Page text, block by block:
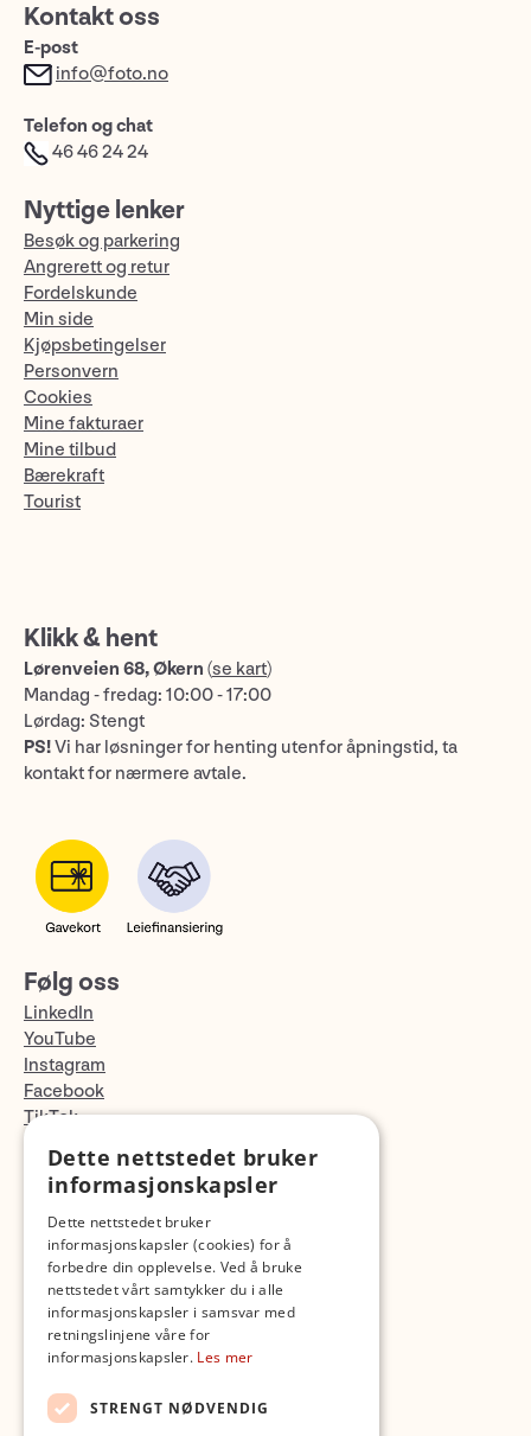
Kontakt oss
E-post
info@foto.no
Telefon og chat
46 46 24 24
Nyttige lenker
Besøk og parkering
Angrerett og retur
Fordelskunde
Min side
Kjøpsbetingelser
Personvern
Cookies
Mine fakturaer
Mine tilbud
Bærekraft
Tourist
Klikk & hent
Lørenveien 68, Økern (se kart)
Mandag - fredag: 10:00 - 17:00
Lørdag: Stengt
PS!Vi har løsninger for henting utenfor åpningstid, ta
kontakt for nærmere avtale.
Følg oss
LinkedIn
YouTube
Instagram
Facebook
TikTok
Med forbehold om skrive- og lagerfeil
Dette nettstedet bruker
informasjonskapsler
Dette nettstedet bruker
informasjonskapsler (cookies) for å
forbedre din opplevelse. Ved å bruke
nettstedet vårt samtykker du i alle
informasjonskapsler i samsvar med
retningslinjene våre for
informasjonskapsler. Les mer
STRENGT NØDVENDIG